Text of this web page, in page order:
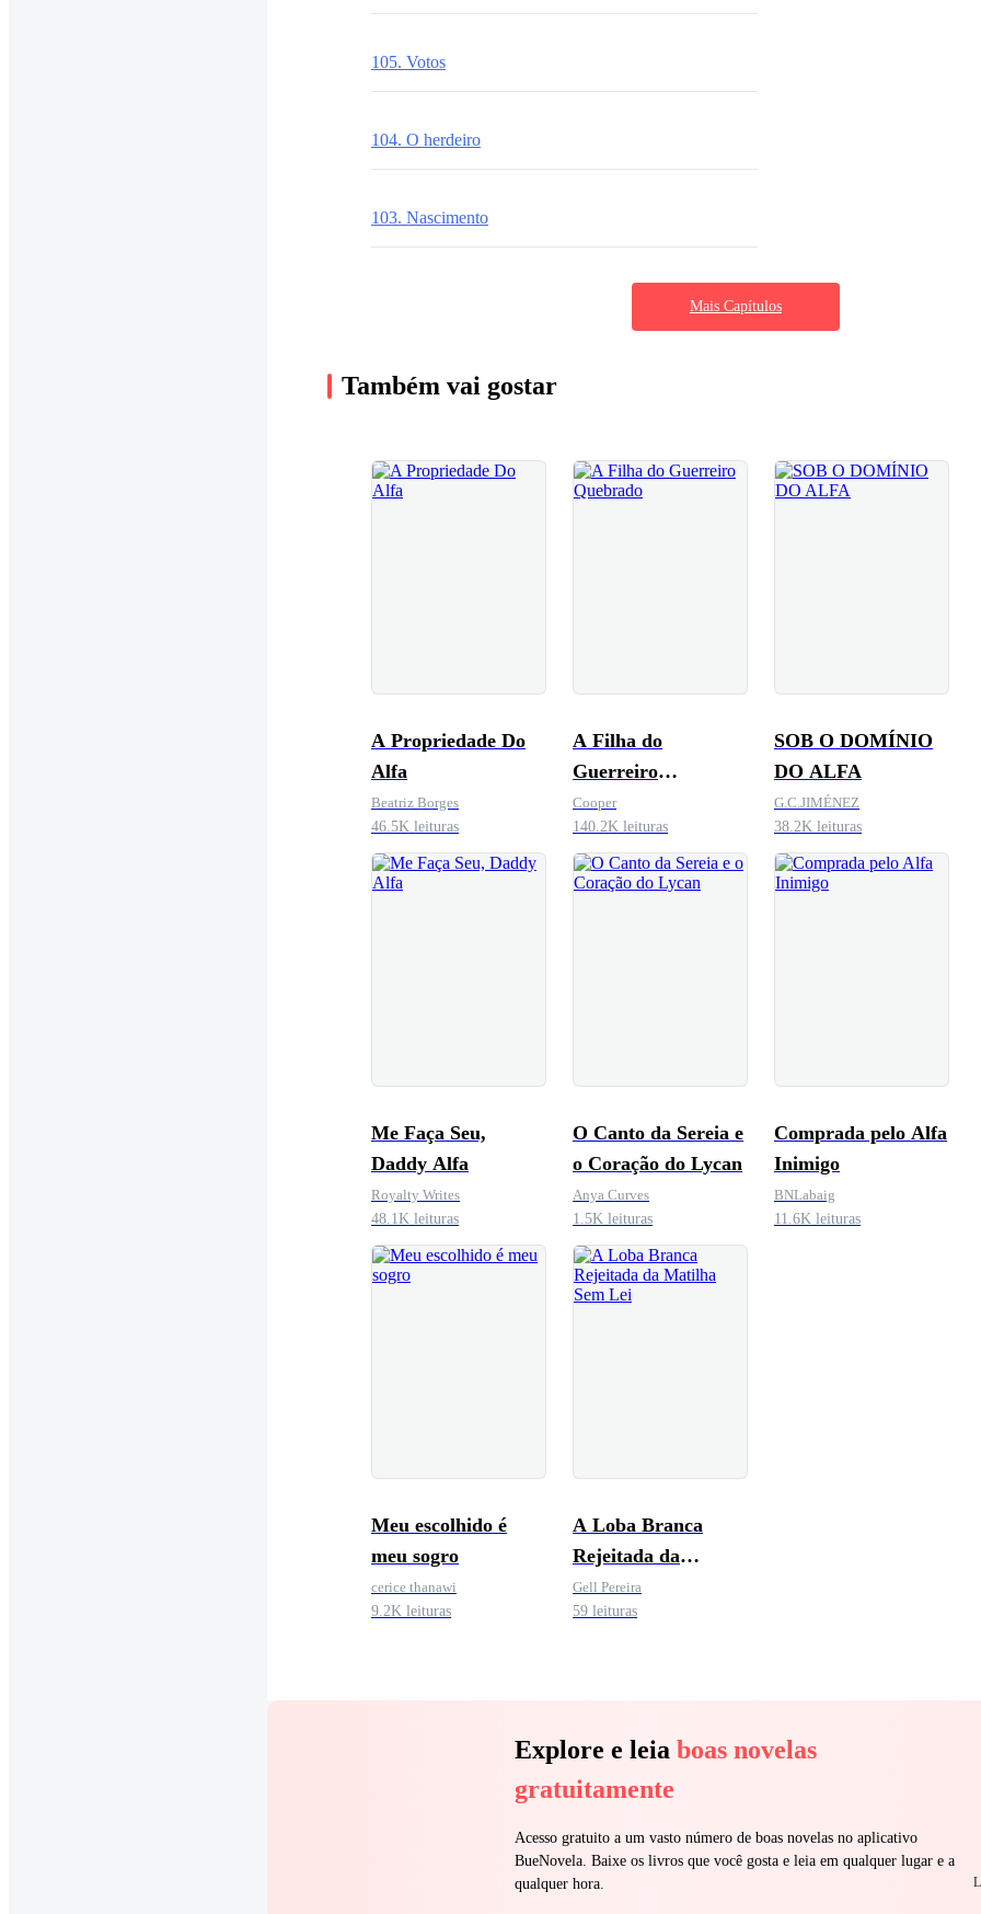
105. Votos
104. O herdeiro
103. Nascimento
Mais Capítulos
Também vai gostar
A Propriedade Do
Alfa
Beatriz Borges
46.5K leituras
A Filha do
Guerreiro
Quebrado
Cooper
140.2K leituras
SOB O DOMÍNIO
DO ALFA
G.C.JIMÉNEZ
38.2K leituras
Me Faça Seu,
Daddy Alfa
Royalty Writes
48.1K leituras
O Canto da Sereia e
o Coração do Lycan
Anya Curves
1.5K leituras
Comprada pelo Alfa
Inimigo
BNLabaig
11.6K leituras
Meu escolhido é
meu sogro
cerice thanawi
9.2K leituras
A Loba Branca
Rejeitada da
Matilha Sem Lei
Gell Pereira
59 leituras
Explore e leia boas novelas
gratuitamente
Acesso gratuito a um vasto número de boas novelas no aplicativo
BueNovela. Baixe os livros que você gosta e leia em qualquer lugar e a
qualquer hora.